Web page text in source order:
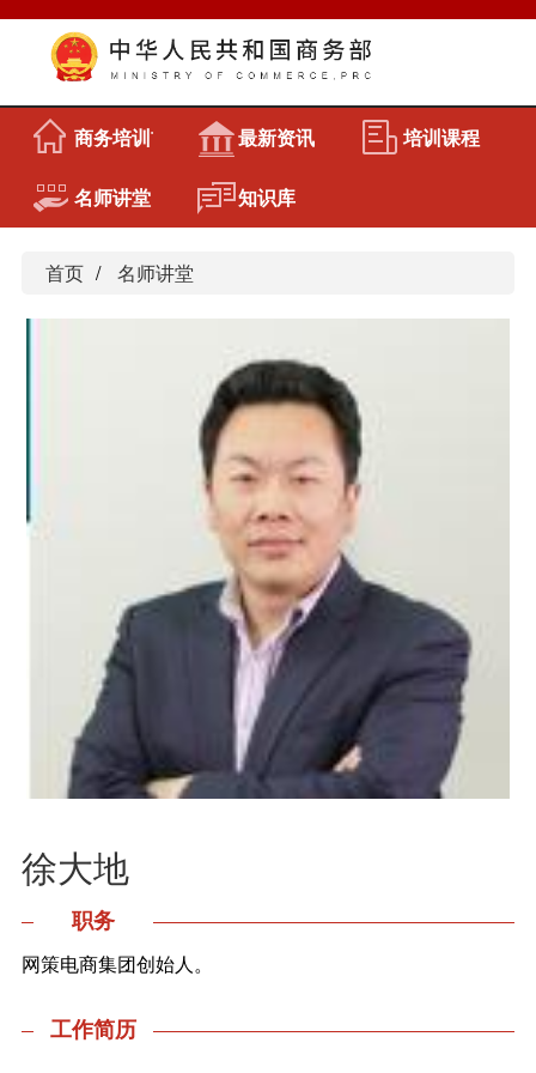
商务培训首页 最新资讯 培训课程
名师讲堂 知识库
首页 名师讲堂
徐大地
职务
网策电商集团创始人。
工作简历